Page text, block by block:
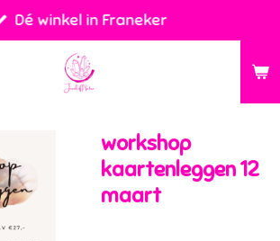
Dé winkel in Franeker
workshop
kaartenleggen 12
maart